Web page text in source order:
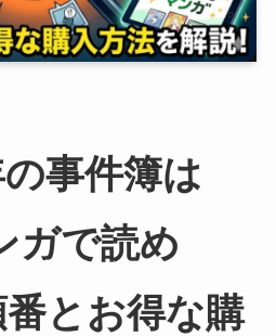
事件簿は
ガで読め
とお得な購